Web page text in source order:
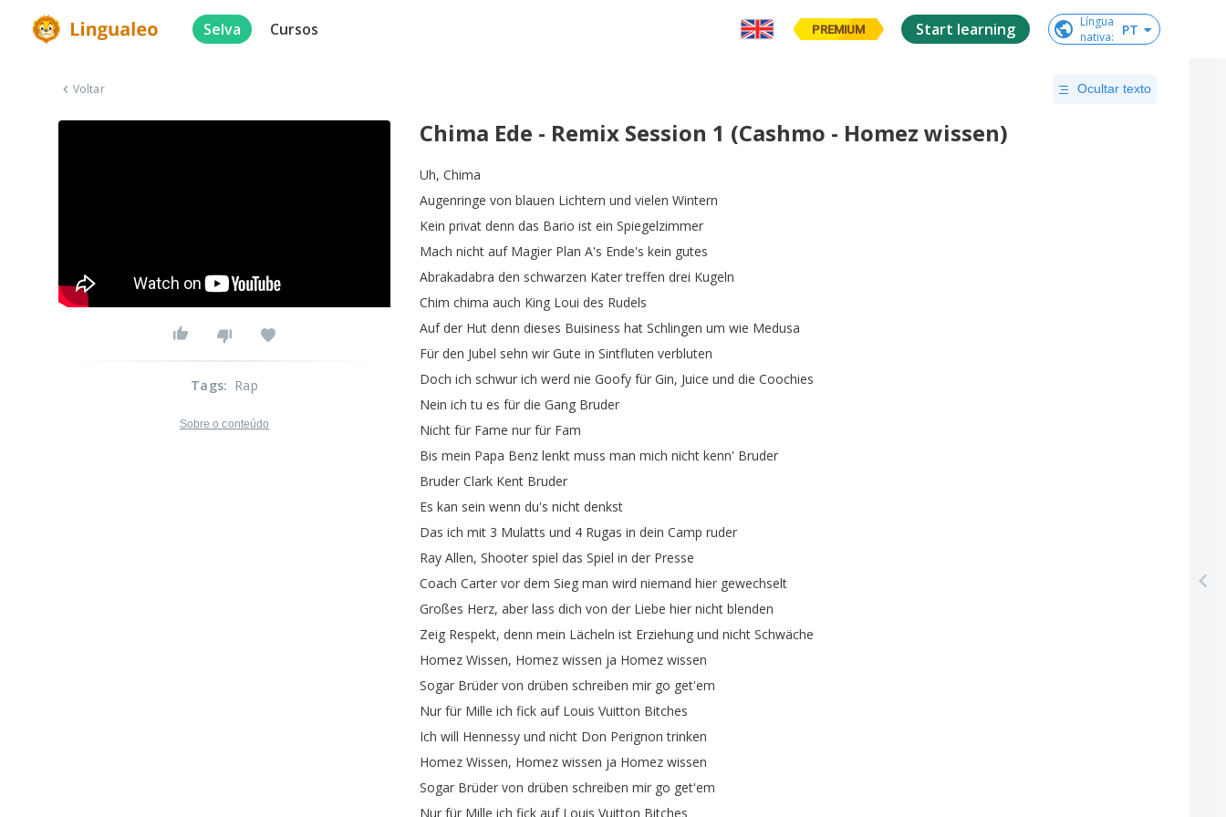
Selva Cursos PREMIUM Start learning
Língua
nativa: PT
Voltar Ocultar texto
Chima Ede - Remix Session 1 (Cashmo - Homez wissen)
Uh, Chima
Augenringe von blauen Lichtern und vielen Wintern
Kein privat denn das Bario ist ein Spiegelzimmer
Mach nicht auf Magier Plan A's Ende's kein gutes
Abrakadabra den schwarzen Kater treffen drei Kugeln
Chim chima auch King Loui des Rudels
Auf der Hut denn dieses Buisiness hat Schlingen um wie Medusa
Für den Jubel sehn wir Gute in Sintfluten verbluten
Doch ich schwur ich werd nie Goofy für Gin, Juice und die Coochies
Nein ich tu es für die Gang Bruder
Nicht für Fame nur für Fam
Bis mein Papa Benz lenkt muss man mich nicht kenn' Bruder
Bruder Clark Kent Bruder
Es kan sein wenn du's nicht denkst
Das ich mit 3 Mulatts und 4 Rugas in dein Camp ruder
Ray Allen, Shooter spiel das Spiel in der Presse
Coach Carter vor dem Sieg man wird niemand hier gewechselt
Großes Herz, aber lass dich von der Liebe hier nicht blenden
Zeig Respekt, denn mein Lächeln ist Erziehung und nicht Schwäche
Homez Wissen, Homez wissen ja Homez wissen
Sogar Brüder von drüben schreiben mir go get'em
Nur für Mille ich fick auf Louis Vuitton Bitches
Ich will Hennessy und nicht Don Perignon trinken
Homez Wissen, Homez wissen ja Homez wissen
Sogar Brüder von drüben schreiben mir go get'em
Nur für Mille ich fick auf Louis Vuitton Bitches
Tags: Rap
Sobre o conteúdo